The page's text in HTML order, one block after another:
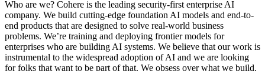
Who are we? Cohere is the leading security-first enterprise AI
company. We build cutting-edge foundation AI models and end-to-
end products that are designed to solve real-world business
problems. We’re training and deploying frontier models for
enterprises who are building AI systems. We believe that our work is
instrumental to the widespread adoption of AI and we are looking
for folks that want to be part of that. We obsess over what we build.